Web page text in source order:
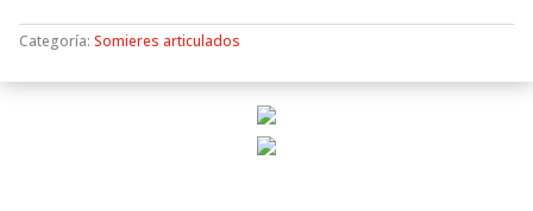
Categoría: Somieres articulados